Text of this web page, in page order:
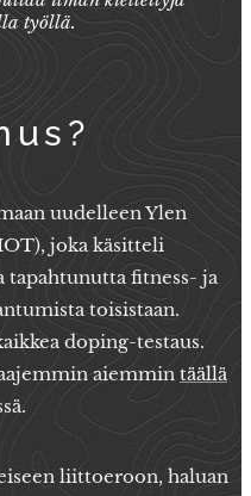
työllä.
uudelleen Ylen
joka käsitteli
tapahtunutta fitness- ja
toisistaan.
doping-testaus.
aiemmin täällä
liittoeroon, haluan